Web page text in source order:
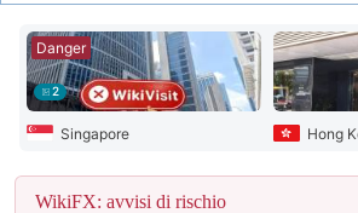
9 7
8
9
2
Danger
Singapore Hong
WikiFX: avvisi di rischio